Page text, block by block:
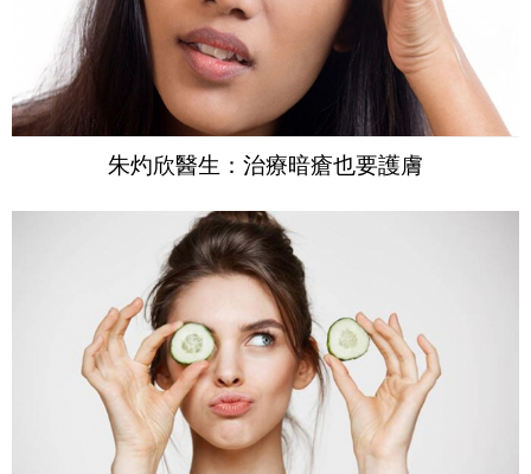
朱灼欣醫生：治療暗瘡也要護膚